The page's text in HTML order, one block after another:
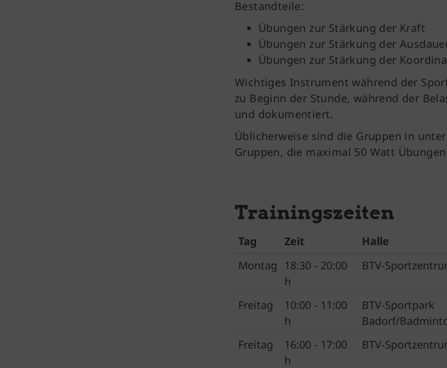
Bestandteile:
Übungen zur Stärkung der Kraft
Übungen zur Stärkung der
Übungen zur Stärkung der
Wichtiges Instrument während der
zu Beginn der Stunde, während der
und dokumentiert.
Üblicherweise sind die Gruppen in
Gruppen, die maximal 50 Watt
Trainingszeiten
Tag Zeit Halle
Montag
18:30 - 20:00
h
BTV-
Freitag
10:00 - 11:00
h
BTV-Sportpark
Badorf/
Freitag
16:00 - 17:00
h
BTV-